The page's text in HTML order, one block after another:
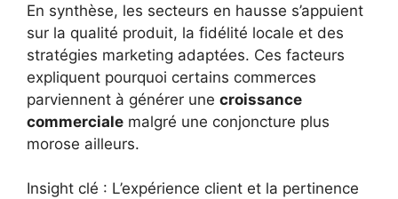
En synthèse, les secteurs en hausse s’appuient
sur la qualité produit, la fidélité locale et des
stratégies marketing adaptées. Ces facteurs
expliquent pourquoi certains commerces
parviennent à générer une croissance
commerciale malgré une conjoncture plus
morose ailleurs.
Insight clé : L’expérience client et la pertinence